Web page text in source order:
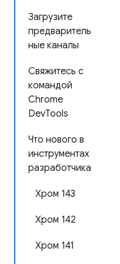
Загрузите
предваритель
ные каналы
Свяжитесь с
командой
Chrome
DevTools
Что нового в
инструментах
разработчика
Хром 143
Хром 142
Хром 141